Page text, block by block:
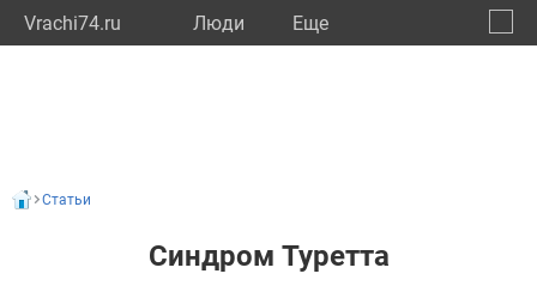
Vrachi74.ru Люди Eще
Статьи
Синдром Туретта